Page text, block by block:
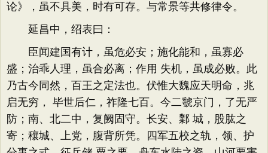
论》，虽不具美，时有可存。与常景等共修律令。
延昌中，绍表曰：
臣闻建国有计，虽危必安；施化能和，虽寡必
盛；治乖人理，虽合必离；作用 失机，虽成必败。此
乃古今同然，百王之定法也。伏惟大魏应天明命，兆
启无穷， 毕世后仁，祚隆七百。今二虢京门，了无严
防；南、北二中，复阙固守。长安、鄴 城，股肱之
寄；穰城、上党，腹背所凭。四军五校之轨，领、护